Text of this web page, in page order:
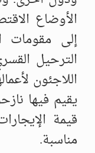
الأوضاع
إلى مقومات
الترحيل
اللاجئون
يقيم فيها
قيمة
مناسبة.